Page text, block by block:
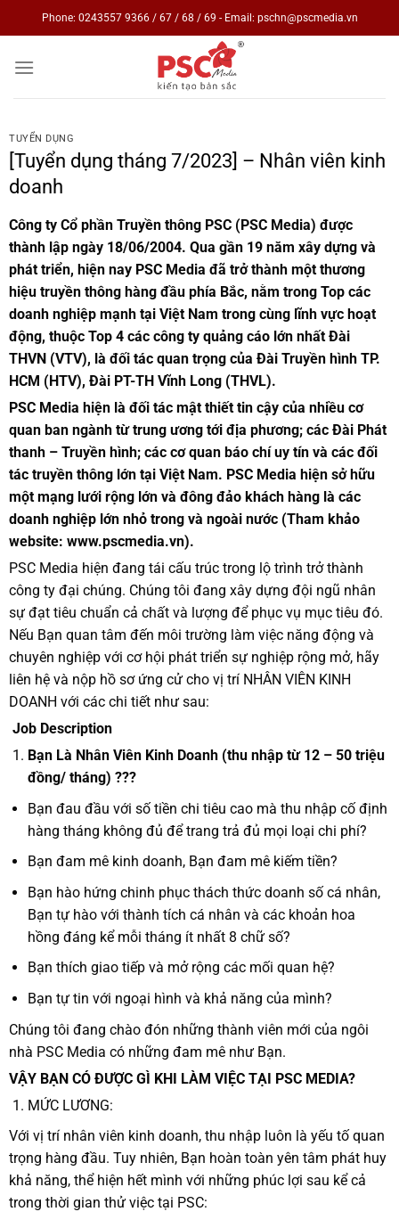
to
Phone: 0243557 9366 / 67 / 68 / 69 - Email: pschn@pscmedia.vn
TUYỂN DỤNG
[Tuyển dụng tháng 7/2023] – Nhân viên kinh
doanh
Công ty Cổ phần Truyền thông PSC (PSC Media) được
thành lập ngày 18/06/2004. Qua gần 19 năm xây dựng và
phát triển, hiện nay PSC Media đã trở thành một thương
hiệu truyền thông hàng đầu phía Bắc, nằm trong Top các
doanh nghiệp mạnh tại Việt Nam trong cùng lĩnh vực hoạt
động, thuộc Top 4 các công ty quảng cáo lớn nhất Đài
THVN (VTV), là đối tác quan trọng của Đài Truyền hình TP.
HCM (HTV), Đài PT-TH Vĩnh Long (THVL).
PSC Media hiện là đối tác mật thiết tin cậy của nhiều cơ
quan ban ngành từ trung ương tới địa phương; các Đài Phát
thanh – Truyền hình; các cơ quan báo chí uy tín và các đối
tác truyền thông lớn tại Việt Nam. PSC Media hiện sở hữu
một mạng lưới rộng lớn và đông đảo khách hàng là các
doanh nghiệp lớn nhỏ trong và ngoài nước (Tham khảo
website: www.pscmedia.vn).
PSC Media hiện đang tái cấu trúc trong lộ trình trở thành
công ty đại chúng. Chúng tôi đang xây dựng đội ngũ nhân
sự đạt tiêu chuẩn cả chất và lượng để phục vụ mục tiêu đó.
Nếu Bạn quan tâm đến môi trường làm việc năng động và
chuyên nghiệp với cơ hội phát triển sự nghiệp rộng mở, hãy
liên hệ và nộp hồ sơ ứng cử cho vị trí NHÂN VIÊN KINH
DOANH với các chi tiết như sau:
Job Description
Bạn Là Nhân Viên Kinh Doanh (thu nhập từ 12 – 50 triệu
đồng/ tháng) ???
Bạn đau đầu với số tiền chi tiêu cao mà thu nhập cố định
hàng tháng không đủ để trang trả đủ mọi loại chi phí?
Bạn đam mê kinh doanh, Bạn đam mê kiếm tiền?
Bạn hào hứng chinh phục thách thức doanh số cá nhân,
Bạn tự hào với thành tích cá nhân và các khoản hoa
hồng đáng kể mỗi tháng ít nhất 8 chữ số?
Bạn thích giao tiếp và mở rộng các mối quan hệ?
Bạn tự tin với ngoại hình và khả năng của mình?
Chúng tôi đang chào đón những thành viên mới của ngôi
nhà PSC Media có những đam mê như Bạn.
VẬY BẠN CÓ ĐƯỢC GÌ KHI LÀM VIỆC TẠI PSC MEDIA?
MỨC LƯƠNG:
Với vị trí nhân viên kinh doanh, thu nhập luôn là yếu tố quan
trọng hàng đầu. Tuy nhiên, Bạn hoàn toàn yên tâm phát huy
khả năng, thể hiện hết mình với những phúc lợi sau kể cả
trong thời gian thử việc tại PSC: